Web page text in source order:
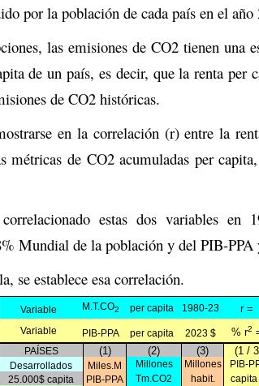
por la población de cada país en el año
las emisiones de CO2 tienen una
de un país, es decir, que la renta per
de CO2 históricas.
en la correlación (r) entre la
métricas de CO2 acumuladas per
estas dos variables en
Mundial de la población y del PIB-PPA
se establece esa correlación.
Variable M.T.CO2 per capita 1980-23 r =
Variable PIB-PPA per capita 2023 $ % r2
PAÍSES (1) (2) (3) (1 /
Desarrollados Miles.M Millones Millones PIB-
25.000$ capita PIB-PPA Tm.CO2 habit. capita